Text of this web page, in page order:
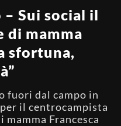
Sui social il
di mamma
sfortuna,
fuori dal campo in
il centrocampista
mamma Francesca